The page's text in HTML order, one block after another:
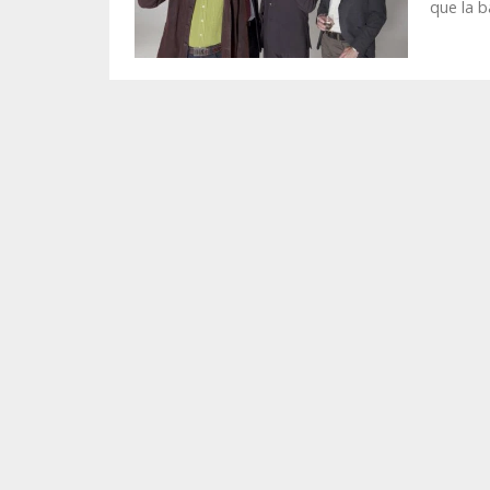
que la